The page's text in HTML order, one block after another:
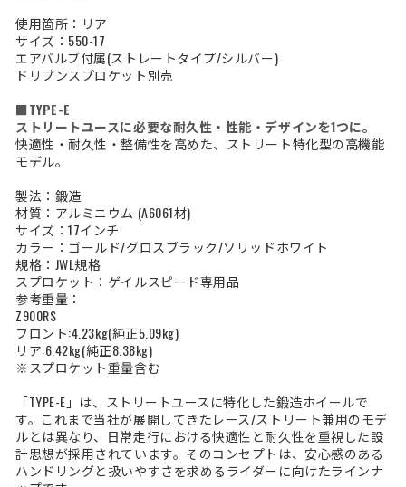
使用箇所：リア
サイズ：550-17
エアバルブ付属(ストレートタイプ/シルバー)
ドリブンスプロケット別売
■TYPE-E
ストリートユースに必要な耐久性・性能・デザインを1つに。
快適性・耐久性・整備性を高めた、ストリート特化型の高機能
モデル。
製法：鍛造
材質：アルミニウム (A6061材)
サイズ：17インチ
カラー：ゴールド/グロスブラック/ソリッドホワイト
規格：JWL規格
スプロケット：ゲイルスピード専用品
参考重量：
Z900RS
フロント:4.23kg(純正5.09kg)
リア:6.42kg(純正8.38kg)
※スプロケット重量含む
「TYPE-E」は、ストリートユースに特化した鍛造ホイールで
す。これまで当社が展開してきたレース/ストリート兼用のモデ
ルとは異なり、日常走行における快適性と耐久性を重視した設
計思想が採用されています。そのコンセプトは、安心感のある
ハンドリングと扱いやすさを求めるライダーに向けたラインナ